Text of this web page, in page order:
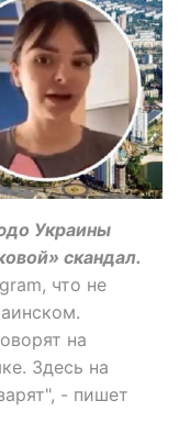
Украины
скандал.
что не
на
Здесь на
- пишет